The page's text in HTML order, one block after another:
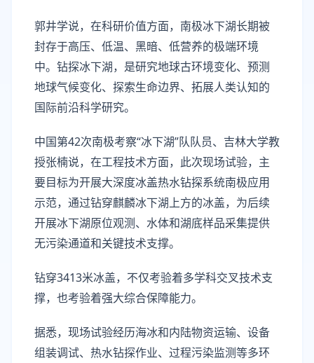
郭井学说，在科研价值方面，南极冰下湖长期被
封存于高压、低温、黑暗、低营养的极端环境
中。钻探冰下湖，是研究地球古环境变化、预测
地球气候变化、探索生命边界、拓展人类认知的
国际前沿科学研究。
中国第42次南极考察“冰下湖”队队员、吉林大学教
授张楠说，在工程技术方面，此次现场试验，主
要目标为开展大深度冰盖热水钻探系统南极应用
示范，通过钻穿麒麟冰下湖上方的冰盖，为后续
开展冰下湖原位观测、水体和湖底样品采集提供
无污染通道和关键技术支撑。
钻穿3413米冰盖，不仅考验着多学科交叉技术支
撑，也考验着强大综合保障能力。
据悉，现场试验经历海冰和内陆物资运输、设备
组装调试、热水钻探作业、过程污染监测等多环